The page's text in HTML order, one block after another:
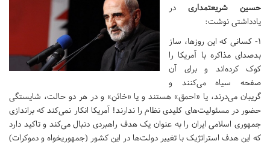
حسین شریعتمداری در
یادداشتی نوشت:
۱- کسانی که این روزها، ساز
بد‌صدای مذاکره با آمریکا را
کوک کرده‌اند و برای آن
صفحه سیاه می‌کنند و
‌گریبان می‌درند، یا «‌احمق‌» هستند و یا «‌خائن‌» و در هر دو حالت، شایستگی
حضور در مسئولیت‌های کلیدی نظام را ندارند! آمریکا انکار نمی‌کند که براندازی
جمهوری اسلامی ایران را به عنوان یک هدف راهبردی دنبال می‌کند و تاکید دارد
که این هدف استراتژیک با تغییر دولت‌ها در این کشور (جمهوریخواه و دموکرات‌)